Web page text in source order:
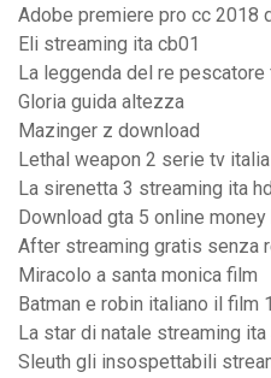
Adobe premiere pro cc 2018
Eli streaming ita cb01
La leggenda del re
Gloria guida altezza
Mazinger z download
Lethal weapon 2 serie tv italia
La sirenetta 3 streaming ita hd
Download gta 5 online money
After streaming gratis senza
Miracolo a santa monica film
Batman e robin italiano il film
La star di natale streaming
Sleuth gli insospettabili